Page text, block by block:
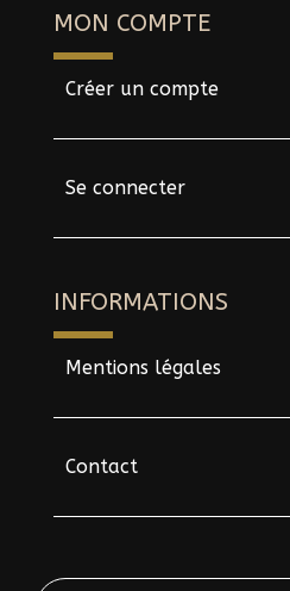
MON COMPTE
Créer un compte
Se connecter
INFORMATIONS
Mentions légales
Contact